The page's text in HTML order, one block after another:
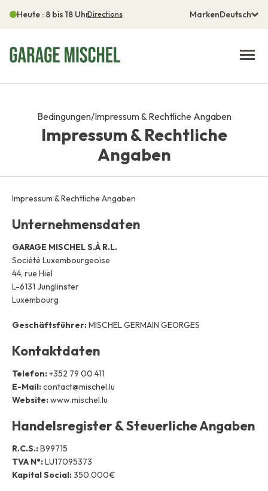
Heute : 8 bis 18 UhrDirections MarkenDeutsch
Stellenangebote
Über uns
Marken
Kontakt
Garantieanspruch
Datenschutzrichtlinie
Bedingungen/Impressum & Rechtliche Angaben
Impressum & Rechtliche
Angaben
Impressum & Rechtliche Angaben
Unternehmensdaten
GARAGE MISCHEL S.À R.L.
Société Luxembourgeoise
44, rue Hiel
L-6131 Junglinster
Luxembourg
Geschäftsführer:MISCHEL GERMAIN GEORGES
Kontaktdaten
Telefon:+352 79 00 411
E-Mail:contact@mischel.lu
Website:www.mischel.lu
Handelsregister & Steuerliche Angaben
R.C.S.:B99715
TVA N°:LU17095373
Kapital Social:350.000€